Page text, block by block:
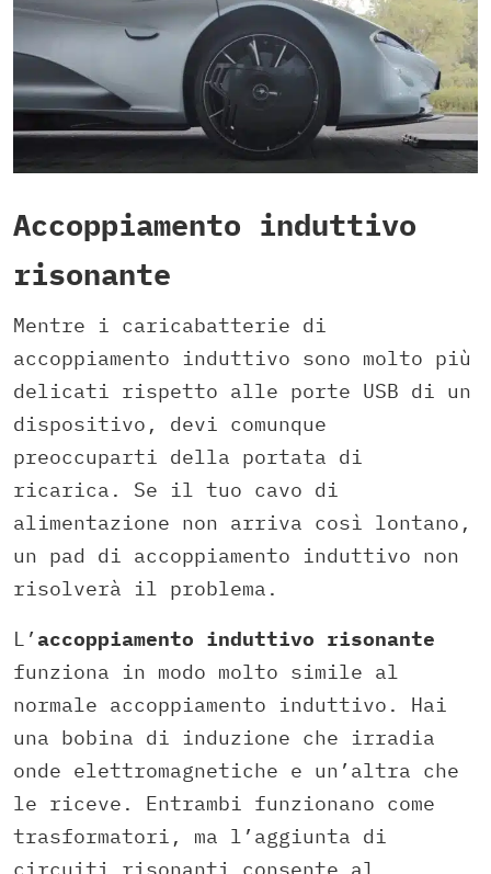
Accoppiamento induttivo
risonante
Mentre i caricabatterie di
accoppiamento induttivo sono molto più
delicati rispetto alle porte USB di un
dispositivo, devi comunque
preoccuparti della portata di
ricarica. Se il tuo cavo di
alimentazione non arriva così lontano,
un pad di accoppiamento induttivo non
risolverà il problema.
L’ accoppiamento induttivo risonante
funziona in modo molto simile al
normale accoppiamento induttivo. Hai
una bobina di induzione che irradia
onde elettromagnetiche e un’altra che
le riceve. Entrambi funzionano come
trasformatori, ma l’aggiunta di
circuiti risonanti consente al